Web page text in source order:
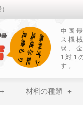
中国
ス機
盤、
1対1
す。
材料の種類